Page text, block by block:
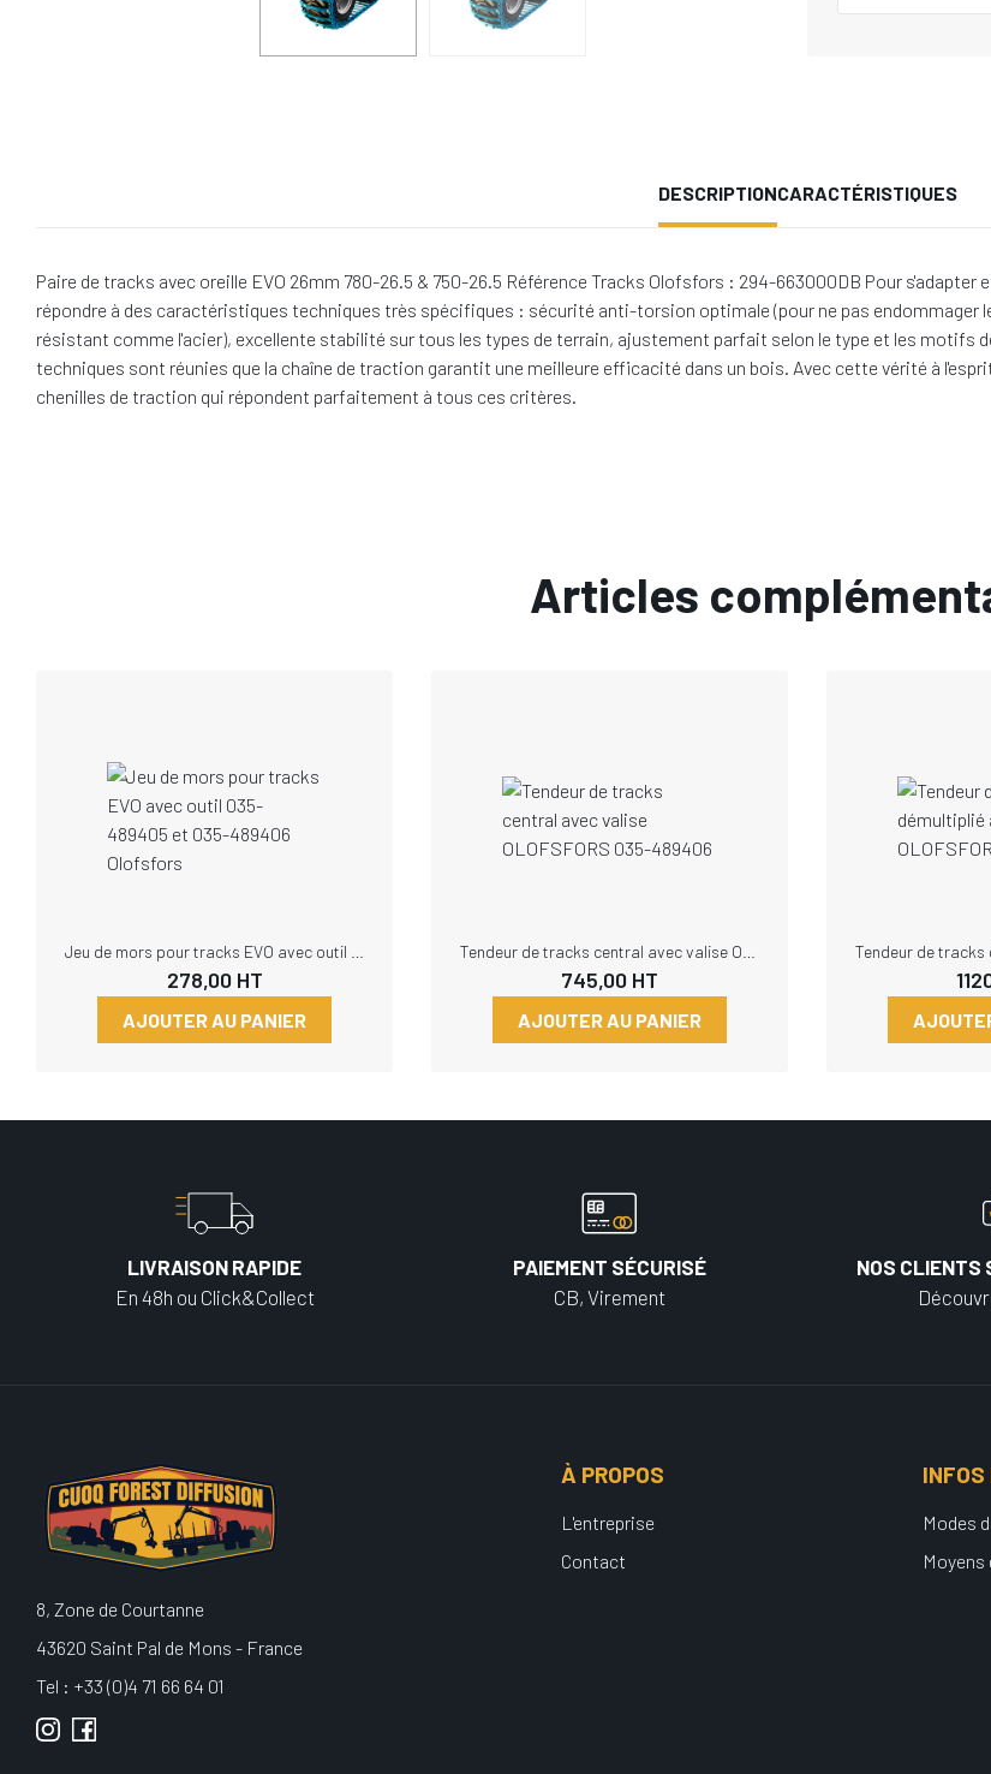
DESCRIPTIONCARACTÉRISTIQUES
Paire de tracks avec oreille EVO 26mm 780-26.5 & 750-26.5 Référence Tracks Olofsfors : 294-663000DB Pour
répondre à des caractéristiques techniques très spécifiques : sécurité anti-torsion optimale (pour ne pas endommager
résistant comme l'acier), excellente stabilité sur tous les types de terrain, ajustement parfait selon le type et les motifs
techniques sont réunies que la chaîne de traction garantit une meilleure efficacité dans un bois. Avec cette vérité à
chenilles de traction qui répondent parfaitement à tous ces critères.
Articles
278,00HT
AJOUTER AU PANIER
745,00 HT
AJOUTER AU PANIER
LIVRAISON RAPIDE
En 48h ou Click&Collect
PAIEMENT SÉCURISÉ
CB, Virement
NOS CLIENTS
8, Zone de Courtanne
43620 Saint Pal de Mons - France
Tel : +33 (0)4 71 66 64 01
À PROPOS
L'entreprise
Contact
INFOS
Modes
Moyens